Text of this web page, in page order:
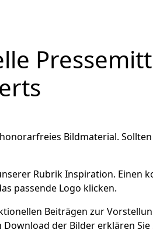
Bildmaterial.
Rubrik Inspiration. Einen
passende Logo klicken.
Beiträgen zur
der Bilder erklären